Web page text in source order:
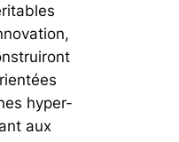
hyper-
aux